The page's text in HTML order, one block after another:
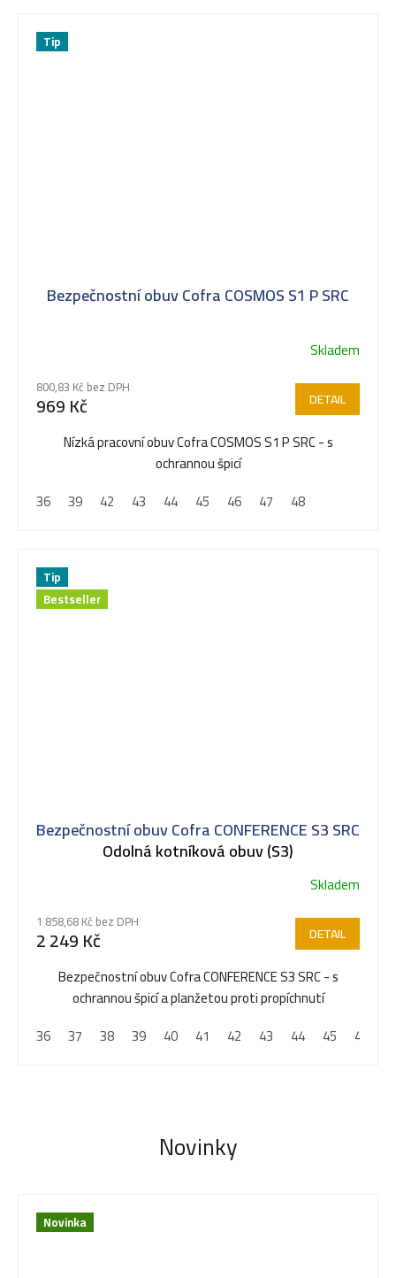
Tip
Bezpečnostní obuv Cofra COSMOS S1 P SRC
produktu
je
hvězdiček.
Skladem
800,83 Kč bez DPH
969 Kč DETAIL
Nízká pracovní obuv Cofra COSMOS S1 P SRC - s
ochrannou špicí
36
39 42 43 44 45 46 47 48
Tip
Bestseller
Bezpečnostní obuv Cofra CONFERENCE S3 SRC
Odolná kotníková obuv (S3)
produktu
je
hvězdiček.
Skladem
1 858,68 Kč bez DPH
2 249 Kč DETAIL
Bezpečnostní obuv Cofra CONFERENCE S3 SRC - s
ochrannou špicí a planžetou proti propíchnutí
36
37 38 39 40 41 42 43 44 45 46
Novinky
Novinka